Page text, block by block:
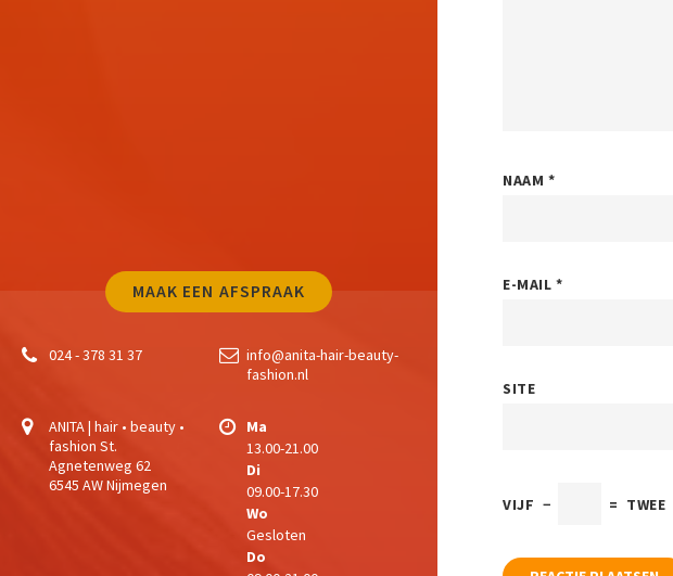
MAAK EEN AFSPRAAK
024 - 378 31 37
info@anita-hair-beauty-
fashion.nl
ANITA | hair • beauty •
fashion St.
Agnetenweg 62
6545 AW Nijmegen
Ma
13.00-21.00
Di
09.00-17.30
Wo
Gesloten
Do
NAAM *
E-MAIL*
SITE
VIJF − = TWEE